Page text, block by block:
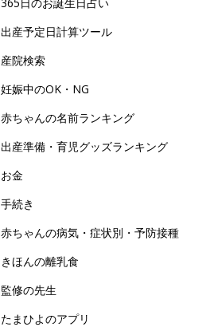
出産予定日計算ツール
産院検索
妊娠中のOK・NG
赤ちゃんの名前ランキング
出産準備・育児グッズランキング
お金
手続き
赤ちゃんの病気・症状別・予防接種
きほんの離乳食
監修の先生
たまひよのアプリ